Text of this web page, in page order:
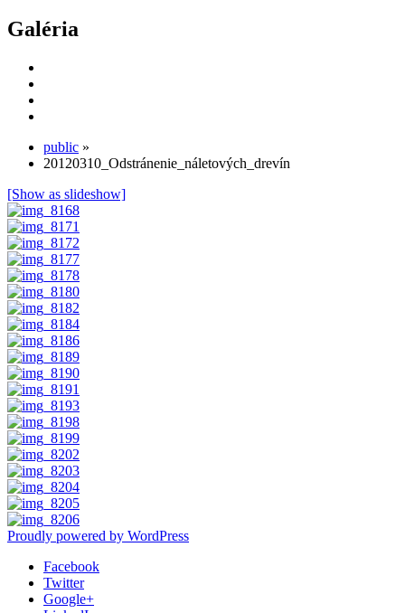
Galéria
public »
20120310_Odstránenie_náletových_drevín
[Show as slideshow]
Proudly powered by WordPress
Facebook
Twitter
Google+